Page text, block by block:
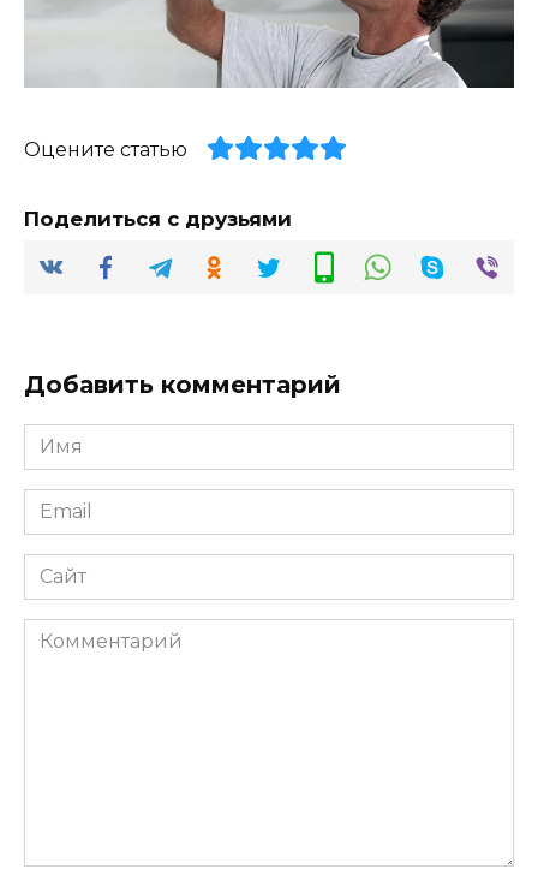
Оцените статью
Поделиться с друзьями
Добавить комментарий
Имя
*
Email
*
Сайт
Комментарий